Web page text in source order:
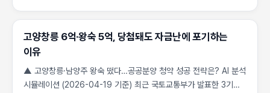
원대를 돌파하면서, 사업 초기 단계에서 예상했던 수익 구조가
완전히 무너지고 있습니다. ...
주요 단지의 당첨 가점 데이터를 기반으로 한 냉철한 분석이 필요한
시점입니다. 내 청약 가점이 정말 정확하다고 확신하시나요? 청약
가점 계산기로 재건축 청약 전략 세우기 과정에서 발생하는 사소한
수치 오류는 단순한 실수를 넘어 향후 1년간 청약 기회 자체를
박탈당하는 치명적인 결과를 초래합니다. ...
고양창릉 6억·왕숙 5억, 당첨돼도 자금난에 포기하는
이유
▲ 고양창릉·남양주 왕숙 떴다…공공분양 청약 성공 전략은? AI 분석
시뮬레이션 (2026-04-19 기준) 최근 국토교통부가 발표한 3기